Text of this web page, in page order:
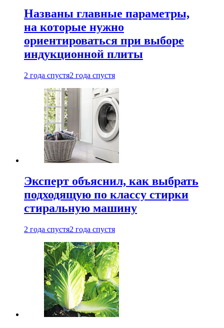
Названы главные параметры,
на которые нужно
ориентироваться при выборе
индукционной плиты
2 года спустя2 года спустя
Эксперт объяснил, как выбрать
подходящую по классу стирки
стиральную машину
2 года спустя2 года спустя